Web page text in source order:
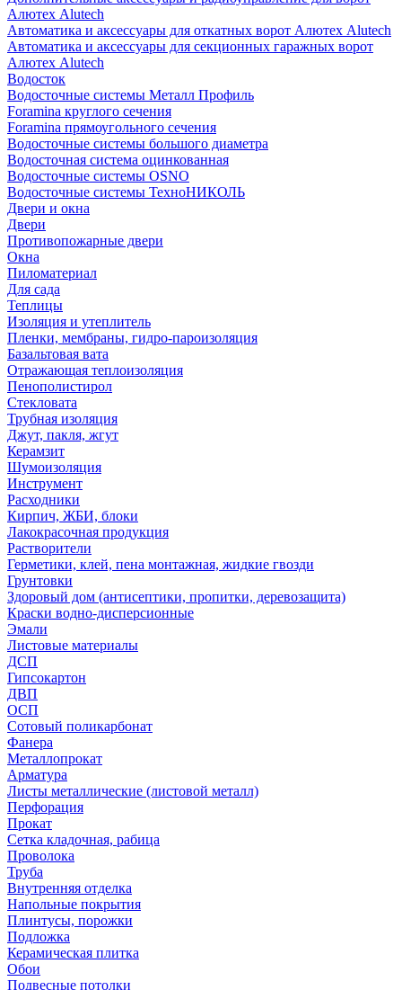
Алютех Alutech
Автоматика и аксессуары для откатных ворот Алютех Alutech
Автоматика и аксессуары для секционных гаражных ворот
Алютех Alutech
Водосток
Водосточные системы Металл Профиль
Foramina круглого сечения
Foramina прямоугольного сечения
Водосточные системы большого диаметра
Водосточная система оцинкованная
Водосточные системы OSNO
Водосточные системы ТехноНИКОЛЬ
Двери и окна
Двери
Противопожарные двери
Окна
Пиломатериал
Для сада
Теплицы
Изоляция и утеплитель
Пленки, мембраны, гидро-пароизоляция
Базальтовая вата
Отражающая теплоизоляция
Пенополистирол
Стекловата
Трубная изоляция
Джут, пакля, жгут
Керамзит
Шумоизоляция
Инструмент
Расходники
Кирпич, ЖБИ, блоки
Лакокрасочная продукция
Растворители
Герметики, клей, пена монтажная, жидкие гвозди
Грунтовки
Здоровый дом (антисептики, пропитки, деревозащита)
Краски водно-дисперсионные
Эмали
Листовые материалы
ДСП
Гипсокартон
ДВП
ОСП
Сотовый поликарбонат
Фанера
Металлопрокат
Арматура
Листы металлические (листовой металл)
Перфорация
Прокат
Сетка кладочная, рабица
Проволока
Труба
Внутренняя отделка
Напольные покрытия
Плинтусы, порожки
Подложка
Керамическая плитка
Обои
Подвесные потолки